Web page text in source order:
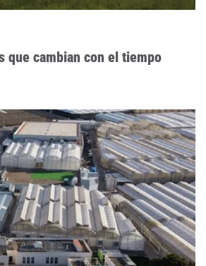
que cambian con el tiempo